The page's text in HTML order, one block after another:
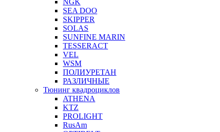
NGK
SEA DOO
SKIPPER
SOLAS
SUNFINE MARIN
TESSERACT
VEL
WSM
ПОЛИУРЕТАН
РАЗЛИЧНЫЕ
Тюнинг квадроциклов
ATHENA
KTZ
PROLIGHT
RusAm